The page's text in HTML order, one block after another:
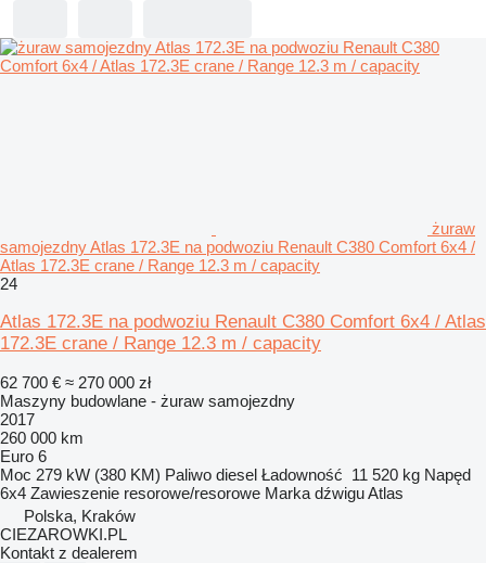
żuraw
samojezdny Atlas 172.3E na podwoziu Renault C380 Comfort 6x4 /
Atlas 172.3E crane / Range 12.3 m / capacity
24
Atlas 172.3E na podwoziu Renault C380 Comfort 6x4 / Atlas
172.3E crane / Range 12.3 m / capacity
62 700 € ≈ 270 000 zł
Maszyny budowlane - żuraw samojezdny
2017
260 000 km
Euro 6
Moc 279 kW (380 KM) Paliwo diesel Ładowność 11 520 kg Napęd
6x4 Zawieszenie resorowe/resorowe Marka dźwiguAtlas
Polska, Kraków
CIEZAROWKI.PL
Kontakt z dealerem